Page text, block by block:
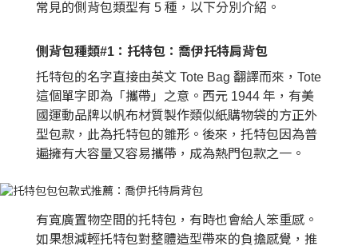
常見的側背包類型有 5 種，以下分別介紹。
側背包種類#1：托特包：喬伊托特肩背包
托特包的名字直接由英文 Tote Bag 翻譯而來，Tote
這個單字即為「攜帶」之意。西元 1944 年，有美
國運動品牌以帆布材質製作類似紙購物袋的方正外
型包款，此為托特包的雛形。後來，托特包因為普
遍擁有大容量又容易攜帶，成為熱門包款之一。
有寬廣置物空間的托特包，有時也會給人笨重感。
如果想減輕托特包對整體造型帶來的負擔感覺，推